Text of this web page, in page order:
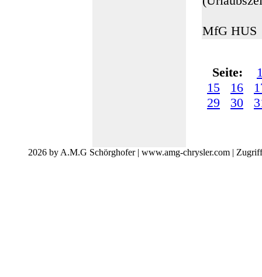
MfG HUS
Seite:
15
16
29
30
2026 by A.M.G Schörghofer | www.amg-chrysler.com |